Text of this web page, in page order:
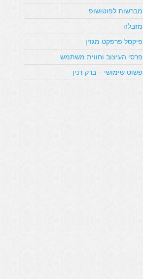
מברשות לפוטושופ
מזבלה
פיקסל פרפקט מגזין
פרסי העיצוב וחווית משתמש
פשוט שימושי – ברק דנין